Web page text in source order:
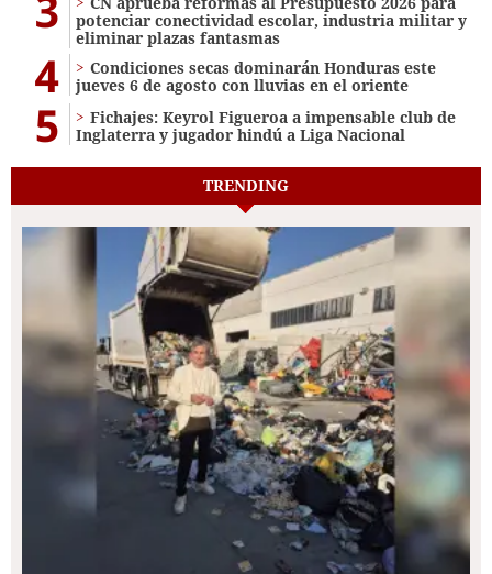
potenciar conectividad escolar, industria militar y
eliminar plazas fantasmas
4
Condiciones secas dominarán Honduras este
jueves 6 de agosto con lluvias en el oriente
5
Fichajes: Keyrol Figueroa a impensable club de
Inglaterra y jugador hindú a Liga Nacional
TRENDING